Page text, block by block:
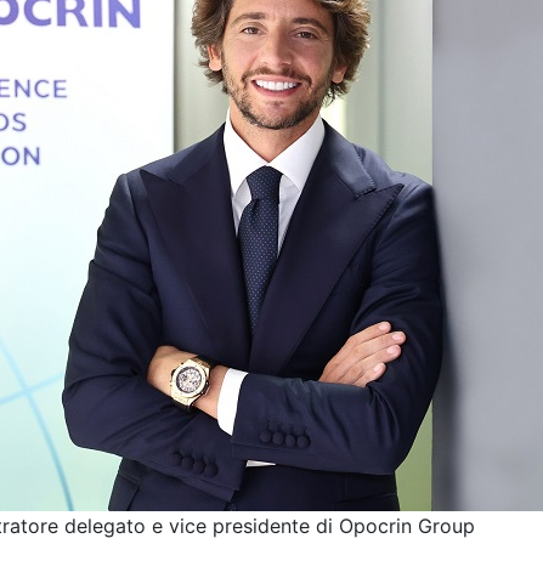
delegato e vice presidente di Opocrin Group